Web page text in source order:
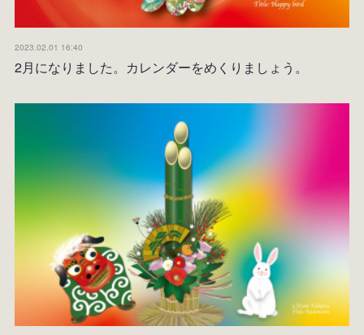
2023.02.01 16:40
2月になりました。カレンダーをめくりましょう。